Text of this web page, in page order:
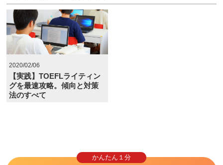
2020/02/06
【実践】TOEFLライティン
グを最速攻略。傾向と対策
法のすべて
かんたん１分